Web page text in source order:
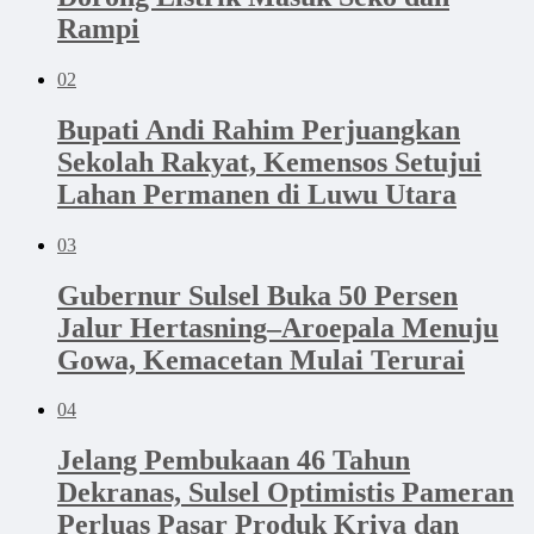
Rampi
02
Bupati Andi Rahim Perjuangkan
Sekolah Rakyat, Kemensos Setujui
Lahan Permanen di Luwu Utara
03
Gubernur Sulsel Buka 50 Persen
Jalur Hertasning–Aroepala Menuju
Gowa, Kemacetan Mulai Terurai
04
Jelang Pembukaan 46 Tahun
Dekranas, Sulsel Optimistis Pameran
Perluas Pasar Produk Kriya dan